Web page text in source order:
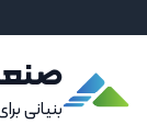
بنیانی